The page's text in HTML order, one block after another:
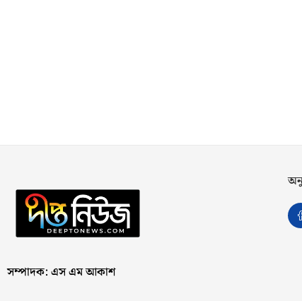
সম্পাদক: এস এম আকাশ